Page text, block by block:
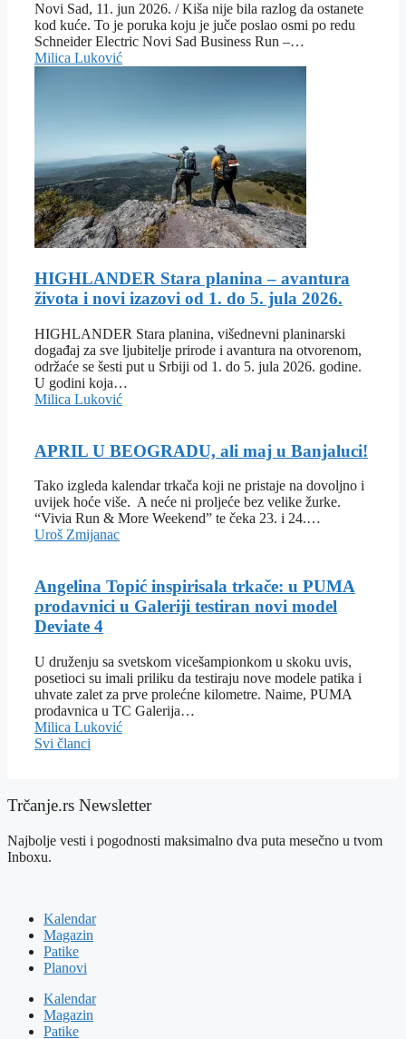
Novi Sad, 11. jun 2026. / Kiša nije bila razlog da ostanete
kod kuće. To je poruka koju je juče poslao osmi po redu
Schneider Electric Novi Sad Business Run –…
Milica Luković
HIGHLANDER Stara planina – avantura
života i novi izazovi od 1. do 5. jula 2026.
HIGHLANDER Stara planina, višednevni planinarski
događaj za sve ljubitelje prirode i avantura na otvorenom,
održaće se šesti put u Srbiji od 1. do 5. jula 2026. godine.
U godini koja…
Milica Luković
APRIL U BEOGRADU, ali maj u Banjaluci!
Tako izgleda kalendar trkača koji ne pristaje na dovoljno i
uvijek hoće više. A neće ni proljeće bez velike žurke.
“Vivia Run & More Weekend” te čeka 23. i 24.…
Uroš Zmijanac
Angelina Topić inspirisala trkače: u PUMA
prodavnici u Galeriji testiran novi model
Deviate 4
U druženju sa svetskom vicešampionkom u skoku uvis,
posetioci su imali priliku da testiraju nove modele patika i
uhvate zalet za prve prolećne kilometre. Naime, PUMA
prodavnica u TC Galerija…
Milica Luković
Svi članci
Trčanje.rs Newsletter
Najbolje vesti i pogodnosti maksimalno dva puta mesečno u tvom
Inboxu.
Kalendar
Magazin
Patike
Planovi
Kalendar
Magazin
Patike